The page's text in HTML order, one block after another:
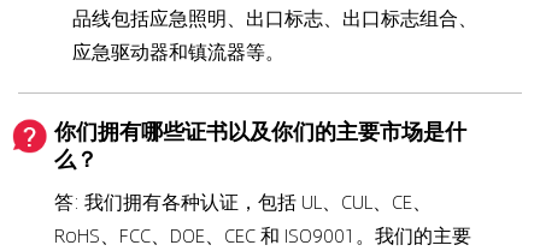
品线包括应急照明、出口标志、出口标志组合、
应急驱动器和镇流器等。
你们拥有哪些证书以及你们的主要市场是什
么？
答: 我们拥有各种认证，包括 UL、CUL、CE、
RoHS、FCC、DOE、CEC 和 ISO9001。我们的主要